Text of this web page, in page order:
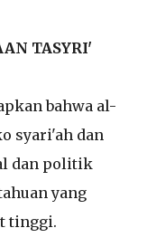
TASYRI'
bahwa al-
syari'ah dan
dan politik
yang
tinggi.